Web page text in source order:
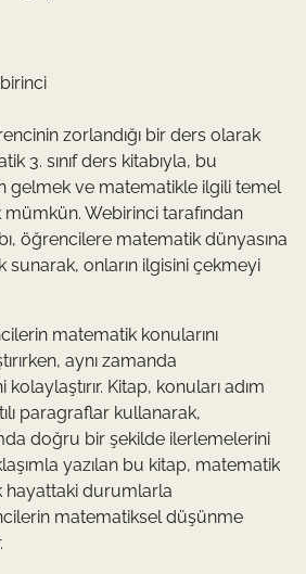
zorlandığı bir ders olarak
3. sınıf ders kitabıyla, bu
gelmek ve matematikle ilgili temel
Webirinci tarafından
öğrencilere matematik dünyasına
onların ilgisini çekmeyi
matematik konularını
aynı zamanda
Kitap, konuları adım
paragraflar kullanarak,
doğru bir şekilde ilerlemelerini
yazılan bu kitap, matematik
durumlarla
matematiksel düşünme